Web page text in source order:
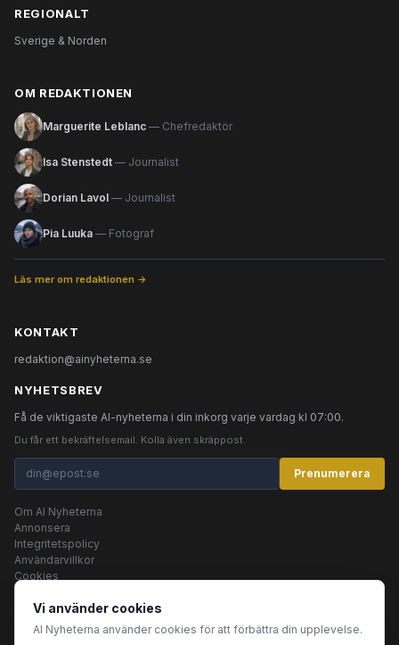
REGIONALT
Sverige & Norden
OM REDAKTIONEN
Marguerite Leblanc — Chefredaktör
Isa Stenstedt — Journalist
Dorian Lavol — Journalist
Pia Luuka — Fotograf
Läs mer om redaktionen →
KONTAKT
redaktion@ainyheterna.se
NYHETSBREV
Få de viktigaste AI-nyheterna i din inkorg varje vardag kl 07:00.
Du får ett bekräftelsemail. Kolla även skräppost.
Prenumerera
Om AI Nyheterna
Annonsera
Integritetspolicy
Användarvillkor
Cookies
Vi använder cookies
AI Nyheterna använder cookies för att förbättra din upplevelse.